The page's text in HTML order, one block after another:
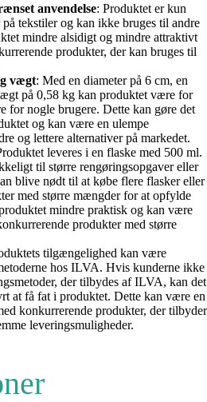
anvendelse: Produktet er kun
tekstiler og kan ikke bruges til andre
mindre alsidigt og mindre attraktivt
produkter, der kan bruges til
vægt: Med en diameter på 6 cm, en
på 0,58 kg kan produktet være for
for nogle brugere. Dette kan gøre det
og kan være en ulempe
og lettere alternativer på markedet.
leveres i en flaske med 500 ml.
til større rengøringsopgaver eller
blive nødt til at købe flere flasker eller
med større mængder for at opfylde
mindre praktisk og kan være
produkter med større
tilgængelighed kan være
hos ILVA. Hvis kunderne ikke
der tilbydes af ILVA, kan det
at få fat i produktet. Dette kan være en
konkurrerende produkter, der tilbyder
leveringsmuligheder.